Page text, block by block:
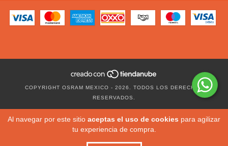
Al navegar por este sitio aceptas el uso de cookies para agilizar
tu experiencia de compra.
COPYRIGHT OSRAM MEXICO - 2026. TODOS LOS DERECHOS
RESERVADOS.